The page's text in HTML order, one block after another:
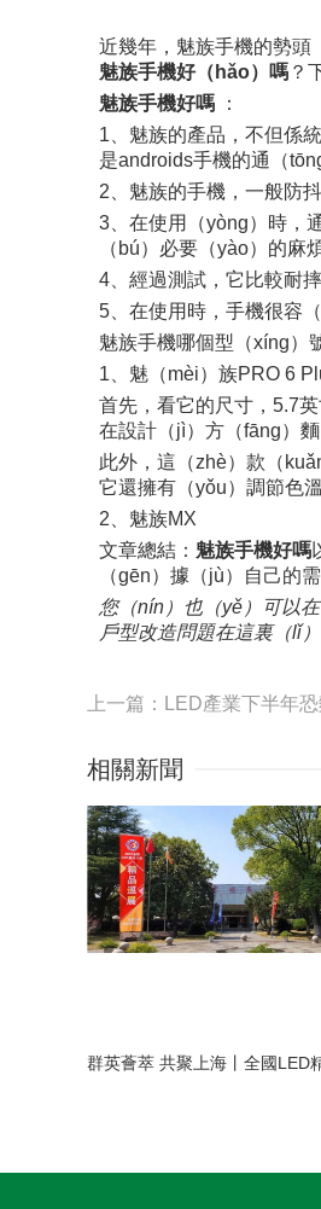
近幾年，魅族手機的勢頭
魅族手機好（hǎo）嗎 ？
魅族手機好嗎 ：
1、魅族的產品，不但係
是androids手機的通（
2、魅族的手機，一般防
3、在使用（yòng）時，
（bú）必要（yào）的麻煩
4、經過測試，它比較耐
5、在使用時，手機很容
魅族手機哪個型（xíng）
1、魅（mèi）族PRO 6
首先，看它的尺寸，5.7
在設計（jì）方（fāng）
此外，這（zhè）款（
它還擁有（yǒu）調節色
2、魅族MX
文章總結： 魅族手機好嗎
（gēn）據（jù）自己的
您（nín）也（yě）可以
戶型改造問題在這裏（lǐ
相關新聞